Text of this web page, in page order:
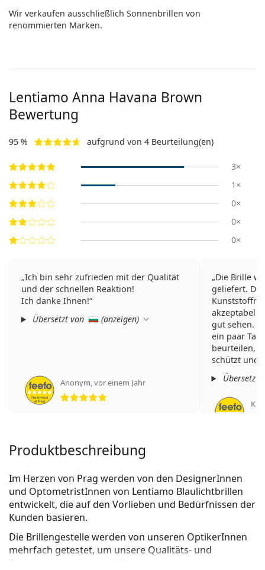
Wir verkaufen ausschließlich Sonnenbrillen von
renommierten Marken.
Lentiamo Anna Havana Brown
Bewertung
95 % aufgrund von 4 Beurteilung(en)
3×
1×
0×
0×
0×
Ich bin sehr zufrieden mit der Qualität
und der schnellen Reaktion!
Ich danke Ihnen!
Übersetzt von
(anzeigen)
Anonym,vor einem Jahr
Bewertung 5 aus 5
Die Brille
geliefert.
akzeptabel.
gut sehen.
ein paar
beurteilen,
schützt und
verringert.
Übersetzt
Produktbeschreibung
Im Herzen von Prag werden von den DesignerInnen
und OptometristInnen von Lentiamo Blaulichtbrillen
entwickelt, die auf den Vorlieben und Bedürfnissen der
Kunden basieren.
Die Brillengestelle werden von unseren OptikerInnen
mehrfach getestet, um unsere Qualitäts- und
Designstandards zu erfüllen und zudem